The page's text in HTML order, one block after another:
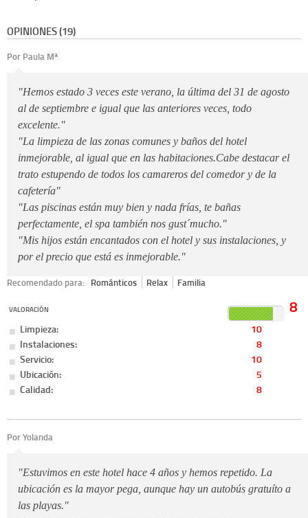
OPINIONES (19)
Por Paula Mª
"Hemos estado 3 veces este verano, la última del 31 de agosto
al de septiembre e igual que las anteriores veces, todo
excelente."
"La limpieza de las zonas comunes y baños del hotel
inmejorable, al igual que en las habitaciones.Cabe destacar el
trato estupendo de todos los camareros del comedor y de la
cafetería"
"Las piscinas están muy bien y nada frías, te bañas
perfectamente, el spa también nos gust´mucho."
"Mis hijos están encantados con el hotel y sus instalaciones, y
por el precio que está es inmejorable."
Recomendado para: Románticos Relax Familia
VALORACIÓN 8
Limpieza:
10
Instalaciones:
8
Servicio:
10
Ubicación:
5
Calidad:
8
Por Yolanda
"Estuvimos en este hotel hace 4 años y hemos repetido. La
ubicación es la mayor pega, aunque hay un autobús gratuíto a
las playas."